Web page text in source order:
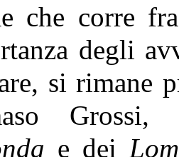
che corre
degli
si rimane
e dei